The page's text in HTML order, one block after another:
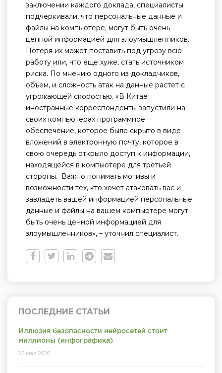
заключении каждого доклада, специалисты
подчеркивали, что персональные данные и
файлы на компьютере, могут быть очень
ценной информацией для злоумышленников.
Потеря их может поставить под угрозу всю
работу или, что еще хуже, стать источником
риска. По мнению одного из докладчиков,
объем, и сложность атак на данные растет с
угрожающей скоростью. «В Китае
иностранные корреспонденты запустили на
своих компьютерах программное
обеспечение, которое было скрыто в виде
вложений в электронную почту, которое в
свою очередь открыло доступ к информации,
находящейся в компьютере для третьей
стороны. Важно понимать мотивы и
возможности тех, кто хочет атаковать вас и
завладеть вашей информацией персональные
данные и файлы на вашем компьютере могут
быть очень ценной информацией для
злоумышленников», – уточнил специалист.
ПОСЛЕДНИЕ СТАТЬИ
Иллюзия безопасности нейросетей стоит
миллионы (инфографика)
25 мая 2026